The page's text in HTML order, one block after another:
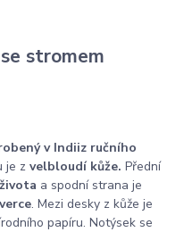
stromem
v Indiiz ručního
je z velbloudí kůže. Přední
a spodní strana je
. Mezi desky z kůže je
papíru. Notýsek se